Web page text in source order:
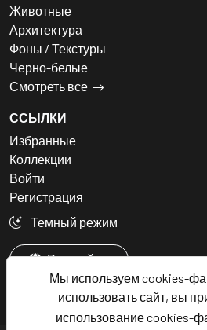
Мы используем cookies-
использовать сайт, вы
использование cookies-
Животные
Архитектура
Фоны / Текстуры
Черно-белые
Смотреть все
ССЫЛКИ
Избранные
Коллекции
Войти
Регистрация
Темный режим
Русский